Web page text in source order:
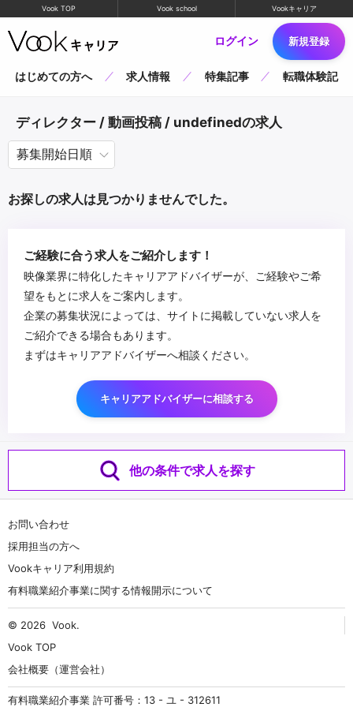
Vook TOP Vook school Vookキャリア
ログイン 新規登録
はじめての方へ 求人情報 特集記事 転職体験記
ディレクター / 動画投稿 / undefinedの求人
お探しの求人は見つかりませんでした。
ご経験に合う求人をご紹介します！
映像業界に特化したキャリアアドバイザーが、ご経験やご希
望をもとに求人をご案内します。
企業の募集状況によっては、サイトに掲載していない求人を
ご紹介できる場合もあります。
まずはキャリアアドバイザーへ相談ください。
キャリアアドバイザーに相談する
他の条件で求人を探す
お問い合わせ
採用担当の方へ
Vookキャリア利用規約
有料職業紹介事業に関する情報開示について
© 2026 Vook.
Vook TOP
会社概要（運営会社）
有料職業紹介事業 許可番号：13 - ユ - 312611